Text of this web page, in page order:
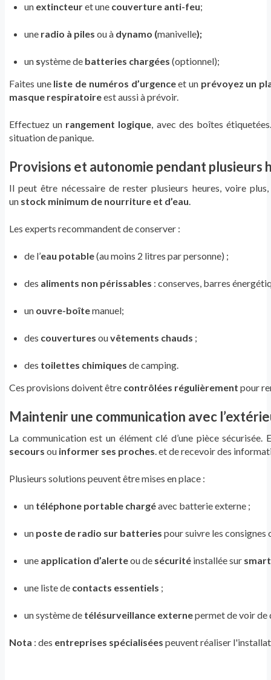
un extincteuret une couverture anti-feu;
une radio à piles ou à dynamo (manivelle);
un système de batteries chargées (optionnel);
Faites une liste de numéros d’urgenceet un prévoyez un
masque respiratoireest aussi à prévoir.
Effectuez un rangement logique, avec des boîtes
situation de panique.
Provisions et autonomie pendant plusieurs
Il peut être nécessaire de rester plusieurs heures, voire
un stock minimum de nourriture et d’eau.
Les experts recommandent de conserver :
de l’eau potable(au moins 2 litres par personne) ;
des aliments non périssables : conserves, barres
un ouvre-boîtemanuel;
des couvertures ouvêtements chauds ;
des toilettes chimiques de camping.
Ces provisions doivent être contrôlées régulièrement pour
Maintenir une communication avec
La communication est un élément clé d’une pièce
secours ou informer ses proches. et de recevoir des
Plusieurs solutions peuvent être mises en place :
un téléphone portable chargéavec batterie externe ;
un poste de radio sur batteries pour suivre les
une application d’alerteou de sécurité installée sur
une liste de contacts essentiels ;
un système de télésurveillance externepermet de voir de
Nota : des entreprises spécialisées peuvent réaliser